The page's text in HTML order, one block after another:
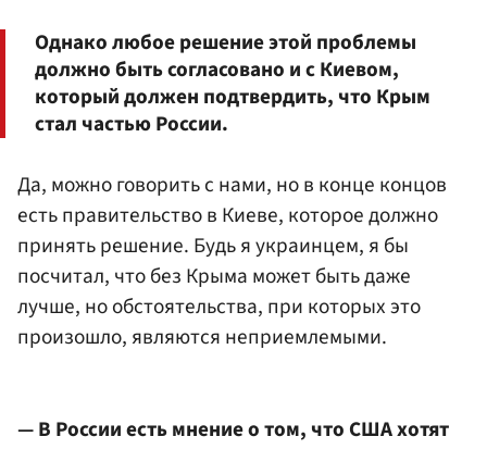
Однако любое решение этой проблемы
должно быть согласовано и с Киевом,
который должен подтвердить, что Крым
стал частью России.
Да, можно говорить с нами, но в конце концов
есть правительство в Киеве, которое должно
принять решение. Будь я украинцем, я бы
посчитал, что без Крыма может быть даже
лучше, но обстоятельства, при которых это
произошло, являются неприемлемыми.
— В России есть мнение о том, что США хотят